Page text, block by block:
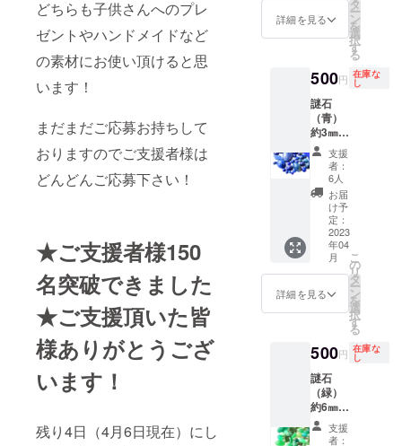
どちらも子供さんへのプレ
ゼントやハンドメイドなど
の素材にお使い頂けると思
います！
まだまだご応募お持ちして
おりますのでご支援者様は
どんどんご応募下さい！
★ご支援者様150
名突破できました
★ご支援頂いた皆
様ありがとうござ
います！
残り4日（4月6日現在）にし
イオラ
イト・
レモン
ツ・オ
パール
など ※
欠け、
傷、色
が薄
い、内
包物有
りなど
の宝石
になり
ます。
※宝石の
サイズ
や数は
バラン
スを考
えてお
ており
ます。
が入っ
ていま
イドの
パーツ
にお使
いいた
だけれ
ばと思
いま
す。
詳細を見る
タ
ー
ン
を
選
択
す
る
500円 在庫な
し
謎石
（青）
約3㎜〜
約10㎜
の青色
の石が5
石ほど
入りま
す。 鑑
別の練
習や、
種類が
わから
なくて
も青系
方にオ
ススメ
です。
※着色・
染色・
練り・
板の石
支援
者：
6人
お届
け予
定：
2023
年04
月
詳細を見る
こ
の
リ
タ
ー
ン
を
選
択
す
る
500円 在庫な
し
謎石
（緑）
約6㎜〜
約15㎜
の緑色
支援
者：